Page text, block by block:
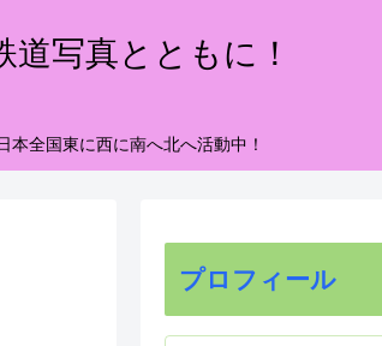
写真とともに！
全国東に西に南へ北へ活動中！
プロフィール